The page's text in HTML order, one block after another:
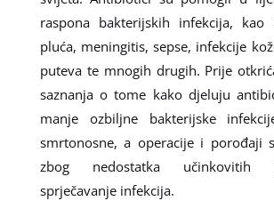
raspona bakterijskih infekcija,
pluća, meningitis, sepse, infekcije
puteva te mnogih drugih. Prije
saznanja o tome kako djeluju
manje ozbiljne bakterijske
smrtonosne, a operacije i porođaji
zbog nedostatka učinkovitih
sprječavanje infekcija.